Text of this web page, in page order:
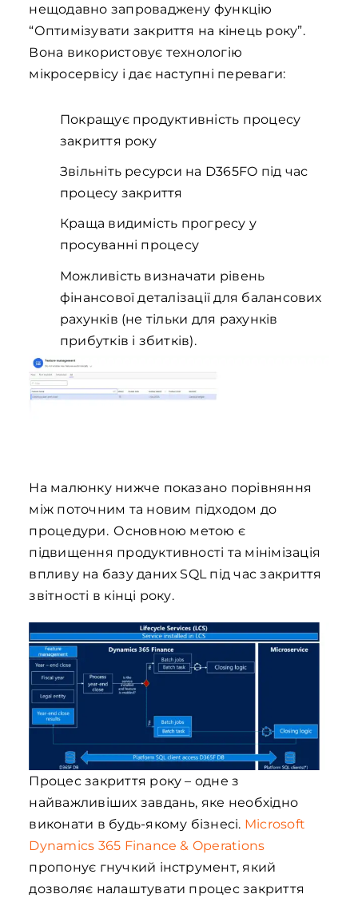
нещодавно запроваджену функцію
“Оптимізувати закриття на кінець року”.
Вона використовує технологію
мікросервісу і дає наступні переваги:
Покращує продуктивність процесу
закриття року
Звільніть ресурси на D365FO під час
процесу закриття
Краща видимість прогресу у
просуванні процесу
Можливість визначати рівень
фінансової деталізації для балансових
рахунків (не тільки для рахунків
прибутків і збитків).
На малюнку нижче показано порівняння
між поточним та новим підходом до
процедури. Основною метою є
підвищення продуктивності та мінімізація
впливу на базу даних SQL під час закриття
звітності в кінці року.
Процес закриття року – одне з
найважливіших завдань, яке необхідно
виконати в будь-якому бізнесі. Microsoft
Dynamics 365 Finance & Operations
пропонує гнучкий інструмент, який
дозволяє налаштувати процес закриття